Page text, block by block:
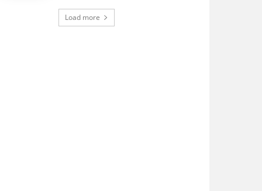
Load more